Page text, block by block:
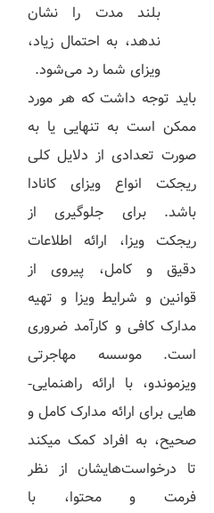
بلند مدت را نشان
ندهد، به احتمال زیاد،
ویزای شما رد می­‌شود.
باید توجه داشت که هر مورد
ممکن است به تنهایی یا به
صورت تعدادی از دلایل کلی
ریجکت انواع ویزای کانادا
باشد. برای جلوگیری از
ریجکت ویزا، ارائه اطلاعات
دقیق و کامل، پیروی از
قوانین و شرایط ویزا و تهیه
مدارک کافی و کارآمد ضروری
است. موسسه مهاجرتی
ویزموندو، با ارائه راهنمایی‌­
هایی برای ارائه مدارک کامل و
صحیح، به افراد کمک می­کند
تا درخواست‌هایشان از نظر
فرمت و محتوا، با